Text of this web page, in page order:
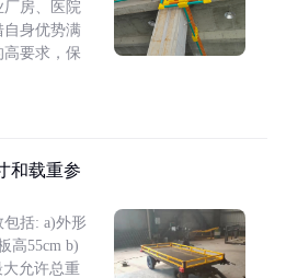
厂房、医院
自身优势满
要求，保
和载重参
包括: a)外形
高55cm b)
大允许总重